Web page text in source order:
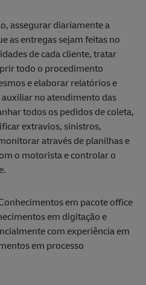
assegurar diariamente a
as entregas sejam feitas no
de cada cliente, tratar
todo o procedimento
e elaborar relatórios e
no atendimento das
todos os pedidos de coleta,
extravios, sinistros,
através de planilhas e
o motorista e controlar o
em pacote office
em digitação e
com experiência em
em processo